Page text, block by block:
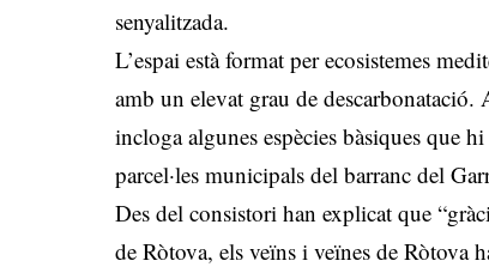
senyalitzada.
L’espai està format per ecosistemes
amb un elevat grau de
incloga algunes espècies bàsiques que
parcel·les municipals del barranc del
Des del consistori han explicat que
de Ròtova, els veïns i veïnes de Ròtova